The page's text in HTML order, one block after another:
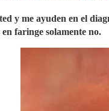
y me ayuden en el
en faringe solamente no.